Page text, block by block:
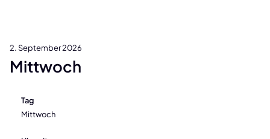
2. September 2026
Mittwoch
Tag
Mittwoch